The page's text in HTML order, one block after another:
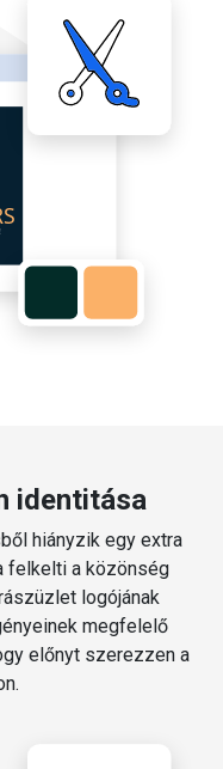
identitása
hiányzik egy extra
felkelti a közönség
logójának
megfelelő
előnyt szerezzen a